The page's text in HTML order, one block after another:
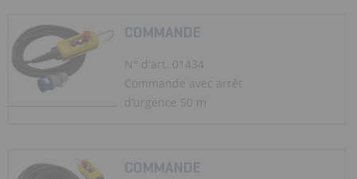
COMMANDE
N° d'art. 01434
Commande avec arrêt
d’urgence 50 m
COMMANDE